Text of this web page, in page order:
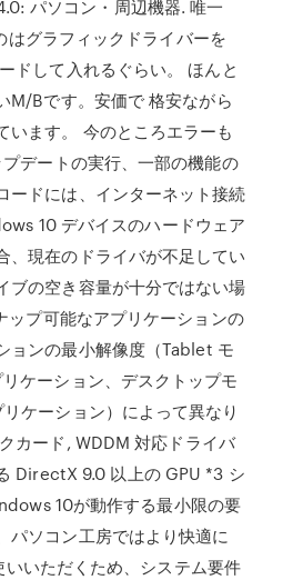
パソコン・周辺機器. 唯一
グラフィックドライバーを
ドして入れるぐらい。 ほんと
M/Bです。安価で 格安ながら
います。 今のところエラーも
デートの実行、一部の機能の
ードには、インターネット接続
10 デバイスのハードウェア
、現在のドライバが不足してい
ブの空き容量が十分ではない場
ップ可能なアプリケーションの
ョンの最小解像度（Tablet モ
ケーション、デスクトップモ
ケーション）によって異なり
カード, WDDM 対応ドライバ
DirectX 9.0 以上の GPU *3 シ
10が動作する最小限の要
パソコン工房ではより快適に
いただくため、システム要件